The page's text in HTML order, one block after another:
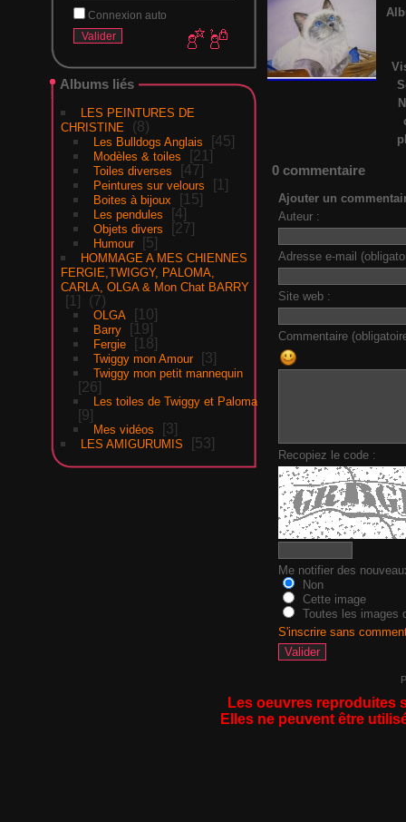
Connexion auto
Albums liés
LES PEINTURES DE
CHRISTINE
8
Les Bulldogs Anglais 45
Modèles & toiles 21
Toiles diverses 47
Peintures sur velours 1
Boites à bijoux 15
Les pendules 4
Objets divers 27
Humour 5
HOMMAGE A MES CHIENNES
FERGIE,TWIGGY, PALOMA,
CARLA, OLGA & Mon Chat BARRY
1 7
OLGA 10
Barry 19
Fergie 18
Twiggy mon Amour 3
Twiggy mon petit mannequin
26
Les toiles de Twiggy et Paloma
9
Mes vidéos 3
LES AMIGURUMIS 53
0 commentaire
Ajouter un
Auteur :
Adresse e-mail
Site web :
Commentaire
Recopiez le code :
Me notifier des
Non
Cette image
Toutes les images
S'inscrire sans
Les oeuvres reproduites
Elles ne peuvent être